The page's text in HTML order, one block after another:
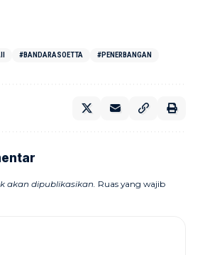
#BANDARASOETTA #PENERBANGAN
akan dipublikasikan. Ruas yang wajib